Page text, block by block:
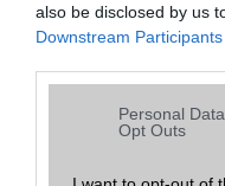
also be disclosed by us
Downstream Participants
services and may
grant or deny consent
Personal
Opt Outs
Planet GSM
Budaörs